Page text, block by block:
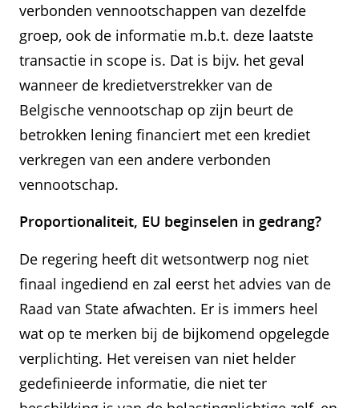
verbonden vennootschappen van dezelfde
groep, ook de informatie m.b.t. deze laatste
transactie in scope is. Dat is bijv. het geval
wanneer de kredietverstrekker van de
Belgische vennootschap op zijn beurt de
betrokken lening financiert met een krediet
verkregen van een andere verbonden
vennootschap.
Proportionaliteit, EU beginselen in gedrang?
De regering heeft dit wetsontwerp nog niet
finaal ingediend en zal eerst het advies van de
Raad van State afwachten. Er is immers heel
wat op te merken bij de bijkomend opgelegde
verplichting. Het vereisen van niet helder
gedefinieerde informatie, die niet ter